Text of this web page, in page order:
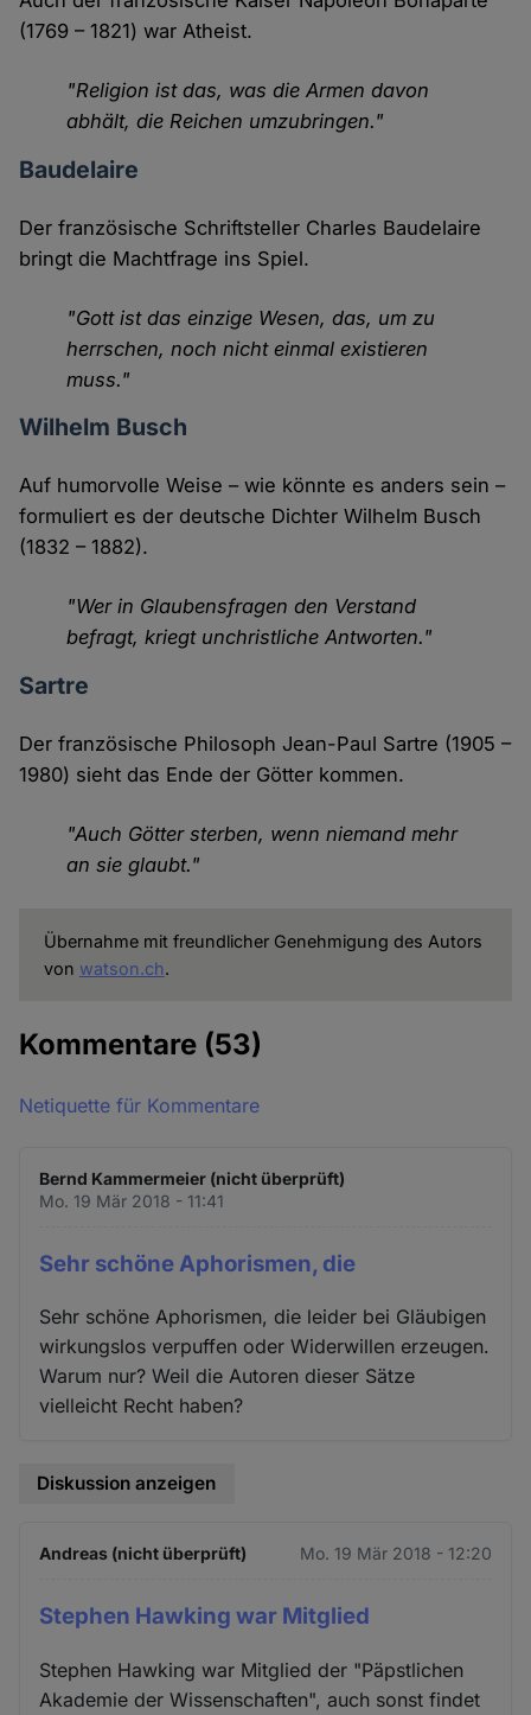
(1769 – 1821) war Atheist.
"Religion ist das, was die Armen davon
abhält, die Reichen umzubringen."
Baudelaire
Der französische Schriftsteller Charles Baudelaire
bringt die Machtfrage ins Spiel.
"Gott ist das einzige Wesen, das, um zu
herrschen, noch nicht einmal existieren
muss."
Wilhelm Busch
Auf humorvolle Weise – wie könnte es anders sein –
formuliert es der deutsche Dichter Wilhelm Busch
(1832 – 1882).
"Wer in Glaubensfragen den Verstand
befragt, kriegt unchristliche Antworten."
Sartre
Der französische Philosoph Jean-Paul Sartre (1905 –
1980) sieht das Ende der Götter kommen.
"Auch Götter sterben, wenn niemand mehr
an sie glaubt."
Übernahme mit freundlicher Genehmigung des Autors
von watson.ch.
Kommentare (53)
Netiquette für Kommentare
Bernd Kammermeier (nicht überprüft)
Mo. 19 Mär 2018 - 11:41
Sehr schöne Aphorismen, die
Sehr schöne Aphorismen, die leider bei Gläubigen
wirkungslos verpuffen oder Widerwillen erzeugen.
Warum nur? Weil die Autoren dieser Sätze
vielleicht Recht haben?
Diskussion anzeigen
Andreas (nicht überprüft) Mo. 19 Mär 2018 - 12:20
Stephen Hawking war Mitglied
Stephen Hawking war Mitglied der "Päpstlichen
Akademie der Wissenschaften", auch sonst findet